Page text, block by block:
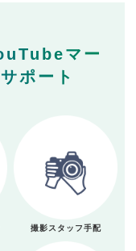
マー
ポート
撮影スタッフ手配